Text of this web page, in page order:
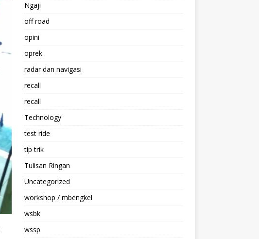
Ngaji
off road
opini
oprek
radar dan navigasi
recall
recall
Technology
test ride
tip trik
Tulisan Ringan
Uncategorized
workshop / mbengkel
wsbk
wssp